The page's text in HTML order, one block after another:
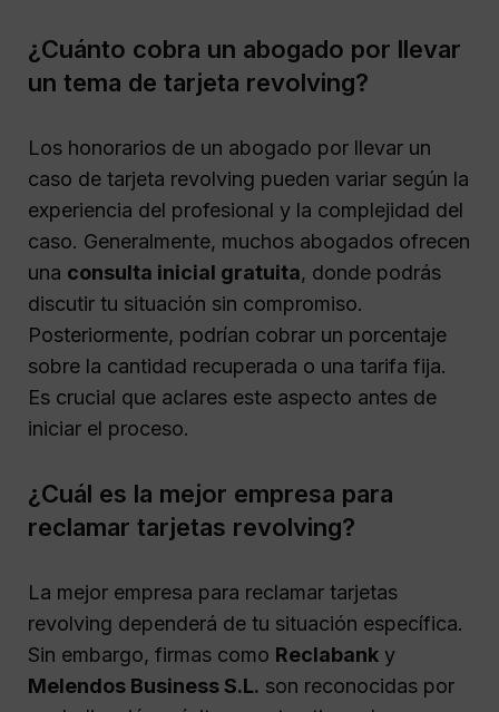
¿Cuánto cobra un abogado por llevar
un tema de tarjeta revolving?
Los honorarios de un abogado por llevar un
caso de tarjeta revolving pueden variar según la
experiencia del profesional y la complejidad del
caso. Generalmente, muchos abogados ofrecen
una consulta inicial gratuita, donde podrás
discutir tu situación sin compromiso.
Posteriormente, podrían cobrar un porcentaje
sobre la cantidad recuperada o una tarifa fija.
Es crucial que aclares este aspecto antes de
iniciar el proceso.
¿Cuál es la mejor empresa para
reclamar tarjetas revolving?
La mejor empresa para reclamar tarjetas
revolving dependerá de tu situación específica.
Sin embargo, firmas como Reclabank y
Melendos Business S.L. son reconocidas por